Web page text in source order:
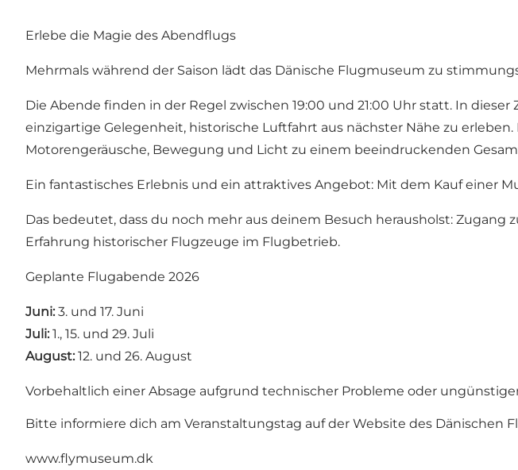
Erlebe die Magie des Abendflugs
Mehrmals während der Saison lädt das Dänische Flugmuseum zu
Die Abende finden in der Regel zwischen 19:00 und 21:00 Uhr statt. In
einzigartige Gelegenheit, historische Luftfahrt aus nächster Nähe zu
Motorengeräusche, Bewegung und Licht zu einem beeindruckenden
Ein fantastisches Erlebnis und ein attraktives Angebot: Mit dem Kauf einer
Das bedeutet, dass du noch mehr aus deinem Besuch herausholst:
Erfahrung historischer Flugzeuge im Flugbetrieb.
Geplante Flugabende 2026
Juni: 3. und 17. Juni
Juli: 1., 15. und 29. Juli
August: 12. und 26. August
Vorbehaltlich einer Absage aufgrund technischer Probleme oder
Bitte informiere dich am Veranstaltungstag auf der Website des Dänischen
www.flymuseum.dk